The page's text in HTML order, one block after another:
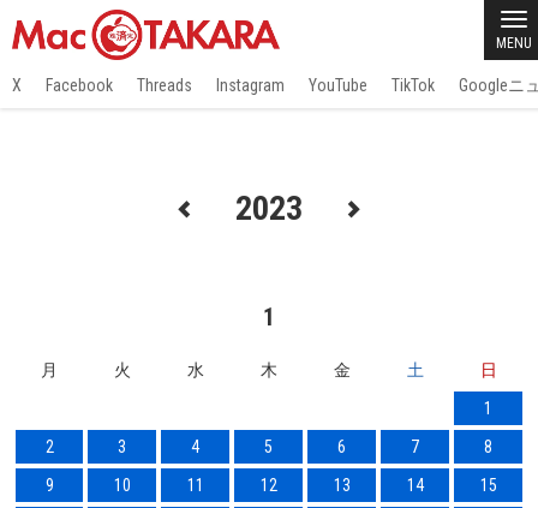
MENU
X Facebook Threads Instagram YouTube TikTok Googleニ
2023
1
月 火 水 木 金 土
日
1
2
3 4 5 6 7
8
9
10 11 12 13 14
15